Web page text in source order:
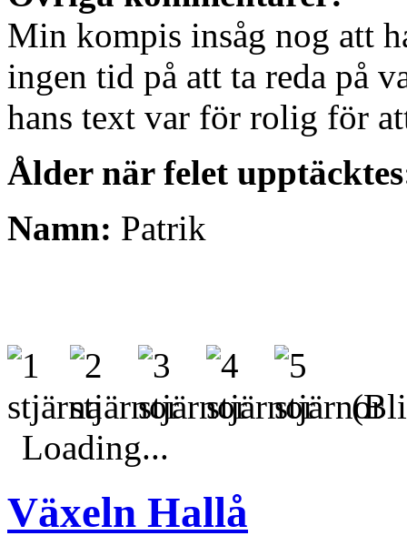
Min kompis insåg nog att
ingen tid på att ta reda på
hans text var för rolig för
Ålder när felet
Namn: Patrik
(Bli
Loading...
Växeln Hallå